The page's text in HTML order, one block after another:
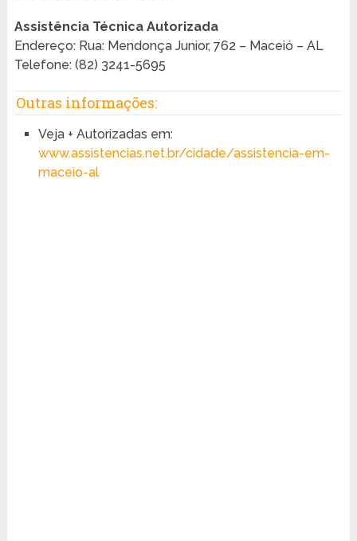
Assistência Técnica Autorizada
Endereço: Rua: Mendonça Junior, 762 – Maceió – AL
Telefone: (82) 3241-5695
Outras informações:
Veja + Autorizadas em:
www.assistencias.net.br/cidade/assistencia-em-
maceio-al